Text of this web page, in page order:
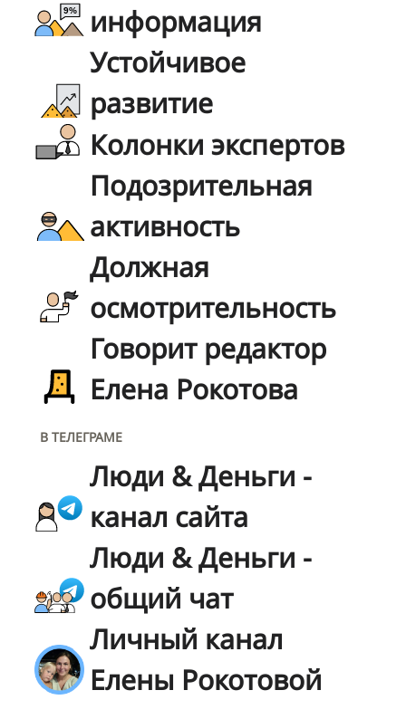
информация
Устойчивое
развитие
Колонки экспертов
Подозрительная
активность
Должная
осмотрительность
Говорит редактор
Елена Рокотова
В ТЕЛЕГРАМЕ
Люди & Деньги -
канал сайта
Люди & Деньги -
общий чат
Личный канал
Елены Рокотовой